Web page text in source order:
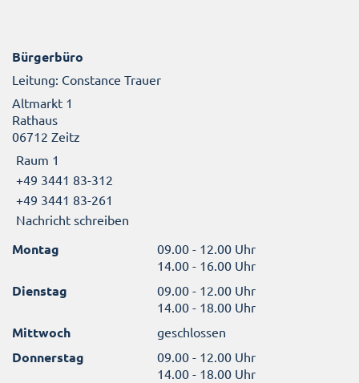
Bürgerbüro
Leitung: Constance Trauer
Altmarkt 1
Rathaus
06712 Zeitz
Raum 1
+49 3441 83-312
+49 3441 83-261
Nachricht schreiben
Montag
09.00 - 12.00 Uhr
14.00 - 16.00 Uhr
Dienstag
09.00 - 12.00 Uhr
14.00 - 18.00 Uhr
Mittwoch geschlossen
Donnerstag
09.00 - 12.00 Uhr
14.00 - 18.00 Uhr